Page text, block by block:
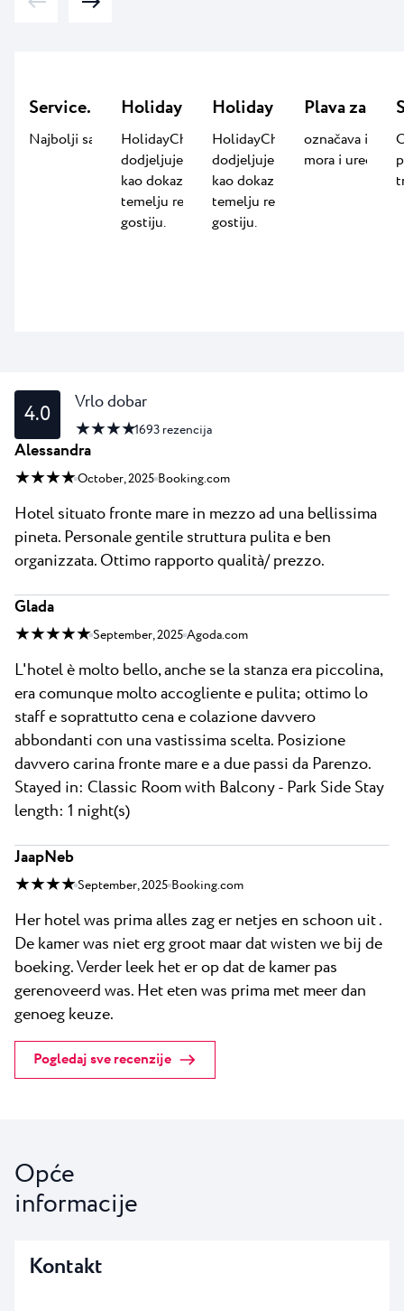
Service.LAB
Najbolji sadržaj za djecu
Holiday Check 2025
HolidayCheck nagrada
dodjeljuje se svake godine
kao dokaz kvalitete na
temelju recenzija i ocjena
gostiju.
Holiday Check 2024
HolidayCheck nagrada
dodjeljuje se svake godine
kao dokaz kvalitete na
temelju recenzija i ocjena
gostiju.
Plava
označava
mora i
4.0 Vrlo dobar
★ ★ ★ ★1693 rezencija
Alessandra
★ ★ ★ ★ October, 2025 Booking.com
Hotel situato fronte mare in mezzo ad una bellissima
pineta. Personale gentile struttura pulita e ben
organizzata. Ottimo rapporto qualità/ prezzo.
Glada
★ ★ ★ ★ ★ September, 2025 Agoda.com
L'hotel è molto bello, anche se la stanza era piccolina,
era comunque molto accogliente e pulita; ottimo lo
staff e soprattutto cena e colazione davvero
abbondanti con una vastissima scelta. Posizione
davvero carina fronte mare e a due passi da Parenzo.
Stayed in: Classic Room with Balcony - Park Side Stay
length: 1 night(s)
JaapNeb
★ ★ ★ ★ September, 2025 Booking.com
Her hotel was prima alles zag er netjes en schoon uit .
De kamer was niet erg groot maar dat wisten we bij de
boeking. Verder leek het er op dat de kamer pas
gerenoveerd was. Het eten was prima met meer dan
genoeg keuze.
Pogledaj sve recenzije
Opće
informacije
Kontakt